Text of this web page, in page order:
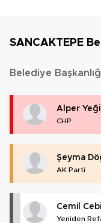
SANCAKTEPE
Belediye
Alper
CHP
Şeyma
AK Parti
Cemil
Yeniden